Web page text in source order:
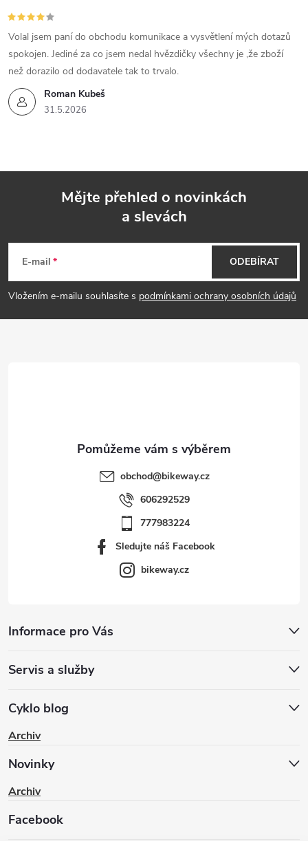
Roman Kubeš
31.5.2026
Volal jsem paní do obchodu komunikace a vysvětlení mých dotazů
spokojen. Jediné za co jsem nedal hvězdičky všechny je ,že zboží
než dorazilo od dodavatele tak to trvalo.
p
Mějte přehled o novinkách
a slevách
E-mail
Vložením e-mailu souhlasíte s podmínkami ochrany osobních údajů
ODEBÍRAT
obchod@bikeway.cz
606292529
777983224
Sledujte náš Facebook
bikeway.cz
Informace pro Vás
Servis a služby
Cyklo blog
Archiv
Novinky
Archiv
Facebook